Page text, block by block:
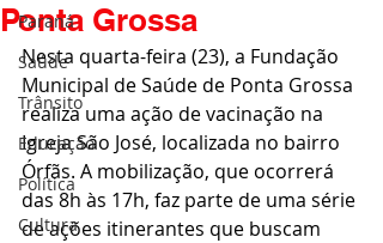
Paraná
Saúde
Trânsito
Educação
Política
Cultura
Ponta Grossa
Nesta quarta-feira (23), a Fundação
Municipal de Saúde de Ponta Grossa
realiza uma ação de vacinação na
Igreja São José, localizada no bairro
Órfãs. A mobilização, que ocorrerá
das 8h às 17h, faz parte de uma série
de ações itinerantes que buscam